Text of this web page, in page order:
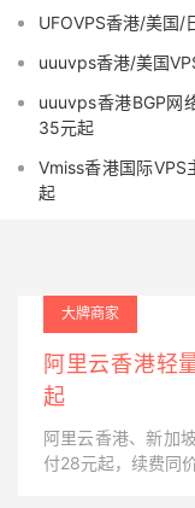
UFOVPS香港/美国/
uuuvps香港/美国
uuuvps香港BGP网
35元起
Vmiss香港国际
起
大牌商家
阿里云香港轻
起
阿里云香港、新加
付28元起，续费同